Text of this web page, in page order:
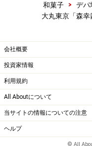
和菓子
> デパ
大丸東京「森
会社概要
投資家情報
利用規約
All Aboutについて
当サイトの情報についての注意
ヘルプ
© All